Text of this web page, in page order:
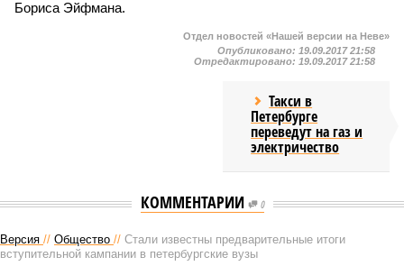
Бориса Эйфмана.
Отдел новостей «Нашей версии на Неве»
Опубликовано: 19.09.2017 21:58
Отредактировано: 19.09.2017 21:58
Такси в
Петербурге
переведут на газ и
электричество
КОММЕНТАРИИ 0
Версия // Общество // Стали известны предварительные итоги
вступительной кампании в петербургские вузы